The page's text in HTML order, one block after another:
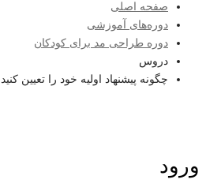
صفحه اصلی
دوره‌های آموزشی
دوره طراحی مد برای کودکان
دروس
چگونه پیشنهاد اولیه خود را تعیین کنید
ورود